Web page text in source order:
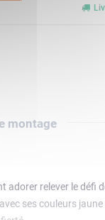
montage
adorer relever le défi
ses couleurs jaune